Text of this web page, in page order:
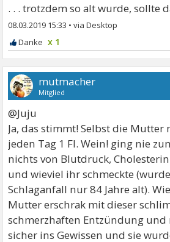
. . . trotzdem so alt wurde, sollte
08.03.2019 15:33 •
x 1
mutmacher
Mitglied
@Juju
Ja, das stimmt! Selbst die
jeden Tag 1 Fl. Wein! ging nie
nichts von Blutdruck,
und wieviel ihr schmeckte
Schlaganfall nur 84 Jahre alt).
Mutter erschrak mit dieser
schmerzhaften Entzündung und
sicher ins Gewissen und sie